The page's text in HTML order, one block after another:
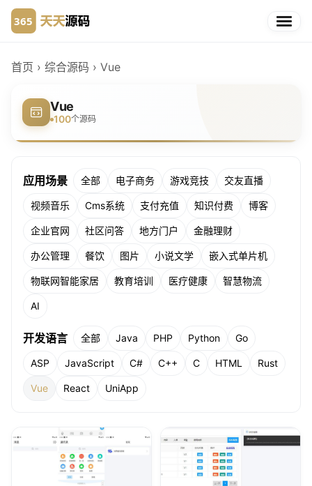
首页 › 综合源码 › Vue
Vue
100个源码
应用场景 全部 电子商务 游戏竞技 交友直播
视频音乐 Cms系统 支付充值 知识付费 博客
企业官网 社区问答 地方门户 金融理财
办公管理 餐饮 图片 小说文学 嵌入式单片机
物联网智能家居 教育培训 医疗健康 智慧物流
AI
开发语言 全部 Java PHP Python Go
ASP JavaScript C# C++ C HTML Rust
Vue React UniApp